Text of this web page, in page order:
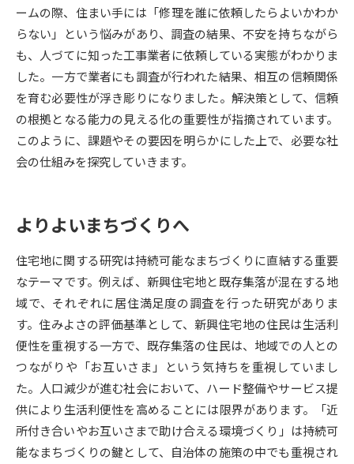
SELFBRAND特集ページ
オープンキャンパスなどを調べる
オープンキャンパス検索 実施プログラムから探す
来場型・Web型イベント特集
受験準備
志望校・出願校を調べる
併願校選び 受験スケジュールを立てよう
先輩が入学を決めた理由 テレメール全国一斉進学調査
新生活お役立ちガイド
ームの際、住まい手には「修理を誰に依頼したらよいかわか
らない」という悩みがあり、調査の結果、不安を持ちながら
も、人づてに知った工事業者に依頼している実態がわかりま
した。一方で業者にも調査が行われた結果、相互の信頼関係
を育む必要性が浮き彫りになりました。解決策として、信頼
の根拠となる能力の見える化の重要性が指摘されています。
このように、課題やその要因を明らかにした上で、必要な社
会の仕組みを探究していきます。
よりよいまちづくりへ
住宅地に関する研究は持続可能なまちづくりに直結する重要
なテーマです。例えば、新興住宅地と既存集落が混在する地
域で、それぞれに居住満足度の調査を行った研究がありま
す。住みよさの評価基準として、新興住宅地の住民は生活利
便性を重視する一方で、既存集落の住民は、地域での人との
つながりや「お互いさま」という気持ちを重視していまし
た。人口減少が進む社会において、ハード整備やサービス提
供により生活利便性を高めることには限界があります。「近
所付き合いやお互いさまで助け合える環境づくり」は持続可
能なまちづくりの鍵として、自治体の施策の中でも重視され